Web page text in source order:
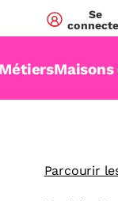
Se
Maisons
Parcourir